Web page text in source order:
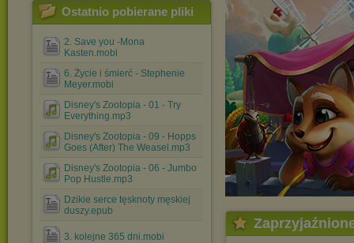
Ostatnio pobierane pliki
2. Save you -Mona
Kasten.mobi
6. Życie i śmierć - Stephenie
Meyer.mobi
Disney's Zootopia - 01 - Try
Everything.mp3
Disney's Zootopia - 09 - Hopps
Goes (After) The Weasel.mp3
Disney's Zootopia - 06 - Jumbo
Pop Hustle.mp3
Dzikie serce tęsknoty męskiej
duszy.epub
3. kolejne 365 dni.mobi